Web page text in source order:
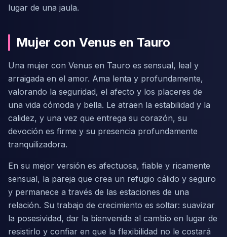
lugar de una jaula.
Mujer con Venus en Tauro
Una mujer con Venus en Tauro es sensual, leal y
arraigada en el amor. Ama lenta y profundamente,
valorando la seguridad, el afecto y los placeres de
una vida cómoda y bella. Le atraen la estabilidad y la
calidez, y una vez que entrega su corazón, su
devoción es firme y su presencia profundamente
tranquilizadora.
En su mejor versión es afectuosa, fiable y ricamente
sensual, la pareja que crea un refugio cálido y seguro
y permanece a través de las estaciones de una
relación. Su trabajo de crecimiento es soltar: suavizar
la posesividad, dar la bienvenida al cambio en lugar de
resistirlo y confiar en que la flexibilidad no le costará